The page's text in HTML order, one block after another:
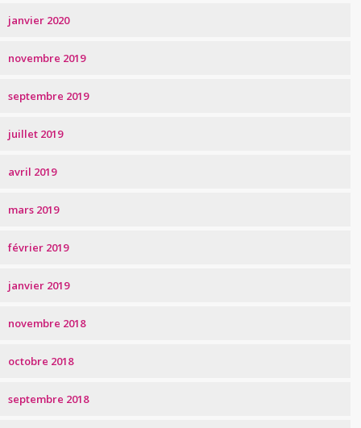
janvier 2020
novembre 2019
septembre 2019
juillet 2019
avril 2019
mars 2019
février 2019
janvier 2019
novembre 2018
octobre 2018
septembre 2018